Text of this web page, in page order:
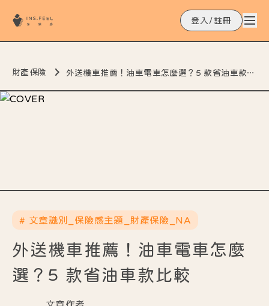
登入/註冊
財產保險 外送機車推薦！油車電車怎麼選？5 款省油車款比較
# 文章識別_保險感主題_財產保險_NA
外送機車推薦！油車電車怎麼
選？5 款省油車款比較